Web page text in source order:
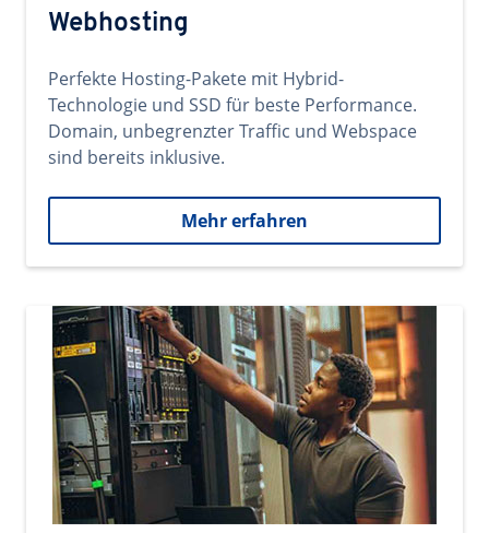
Webhosting
Perfekte Hosting-Pakete mit Hybrid-
Technologie und SSD für beste Performance.
Domain, unbegrenzter Traffic und Webspace
sind bereits inklusive.
Mehr erfahren